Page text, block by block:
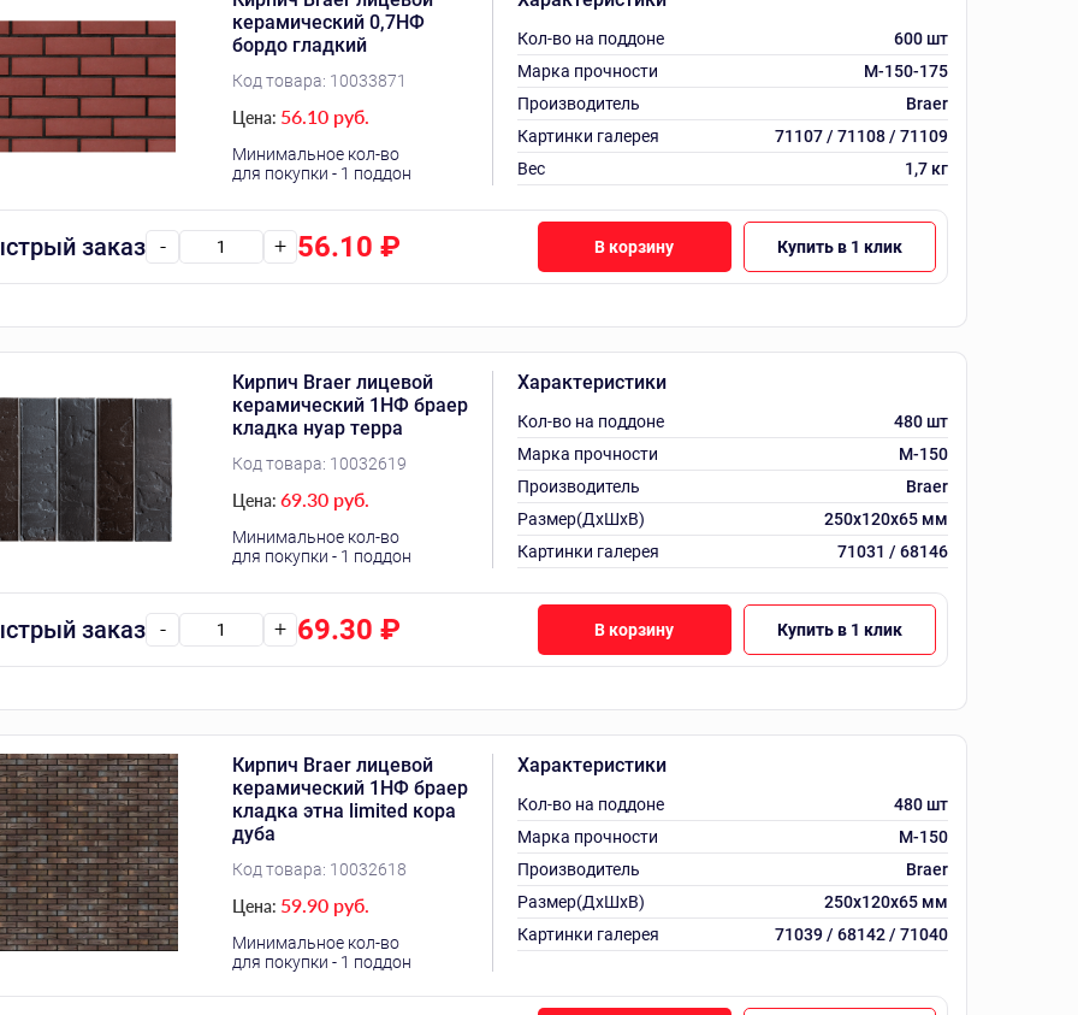
керамический 0,7НФ
бордо гладкий
Код товара: 10033871
Цена: 56.10 руб.
Минимальное кол-во
для покупки - 1 поддон
Кол-во на поддоне
600 шт
Марка прочности
М-150-175
Производитель
Braer
Картинки галерея
71107 / 71108 / 71109
Вес
1,7 кг
заказ - + 56.10 ₽ В корзину Купить в 1 клик
Кирпич Braer лицевой
керамический 1НФ браер
кладка нуар терра
Код товара: 10032619
Цена: 69.30 руб.
Минимальное кол-во
для покупки - 1 поддон
Характеристики
Кол-во на поддоне
480 шт
Марка прочности
M-150
Производитель
Braer
Размер(ДхШхВ)
250х120х65 мм
Картинки галерея
71031 / 68146
заказ - + 69.30 ₽ В корзину Купить в 1 клик
Кирпич Braer лицевой
керамический 1НФ браер
кладка этна limited кора
дуба
Код товара: 10032618
Цена: 59.90 руб.
Минимальное кол-во
для покупки - 1 поддон
Характеристики
Кол-во на поддоне
480 шт
Марка прочности
M-150
Производитель
Braer
Размер(ДхШхВ)
250х120х65 мм
Картинки галерея
71039 / 68142 / 71040